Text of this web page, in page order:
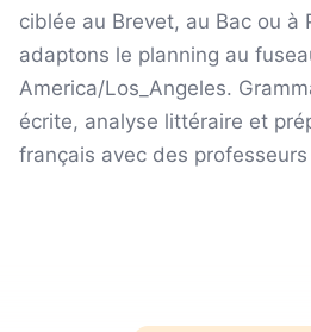
ciblée au Brevet, au Bac ou à
adaptons le planning au
America/Los_Angeles.
écrite, analyse littéraire et
français avec des